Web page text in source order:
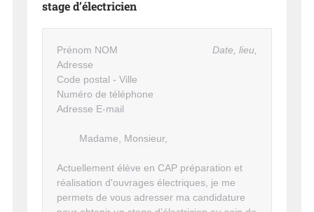
stage d’électricien
Date, lieu,
Prénom NOM
Adresse
Code postal - Ville
Numéro de téléphone
Adresse E-mail
Madame, Monsieur,
Actuellement élève en CAP préparation et
réalisation d'ouvrages électriques, je me
permets de vous adresser ma candidature